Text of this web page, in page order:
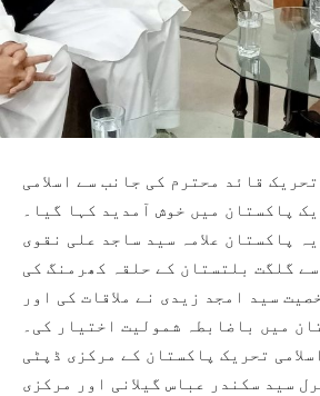
قائد محترم کی جانب سے اسلامی
پاکستان میں خوش آمدید کہا گیا۔
پاکستان علامہ سید ساجد علی نقوی
گلگت بلتستان کے حلقہ کھرمنگ کی
سید امجد زیدی نے ملاقات کی اور
میں باضابطہ شمولیت اختیار کی۔
تحریک پاکستان کے مرکزی ڈپٹی
سید سکندر عباس گیلانی اور مرکزی